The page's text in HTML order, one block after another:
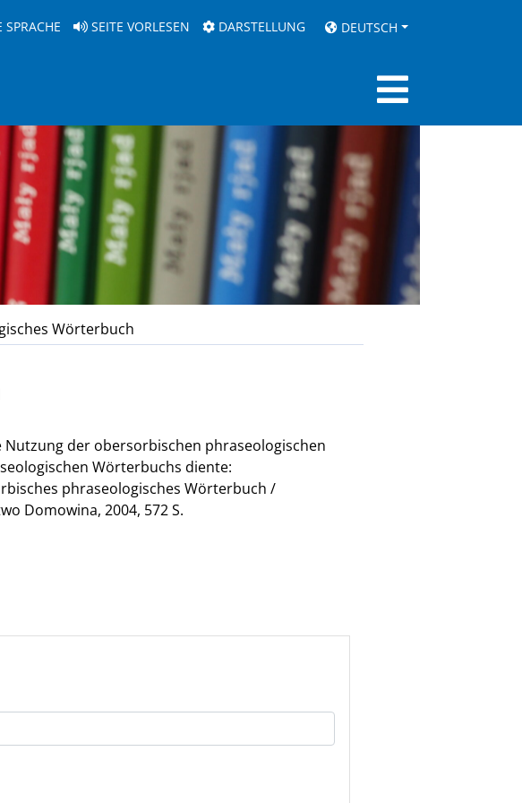
SPRACHE SEITE VORLESEN DARSTELLUNG DEUTSCH
Wörterbuch
der obersorbischen phraseologischen
Wörterbuchs diente:
phraseologisches Wörterbuch /
Domowina, 2004, 572 S.